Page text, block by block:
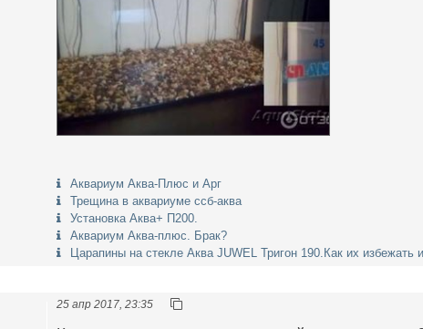
Аквариум Аква-Плюс и Арг
Трещина в аквариуме ссб-аква
Установка Аква+ П200.
Аквариум Аква-плюс. Брак?
Царапины на стекле Аква JUWEL Тригон 190.Как их избежать
25 апр 2017, 23:35